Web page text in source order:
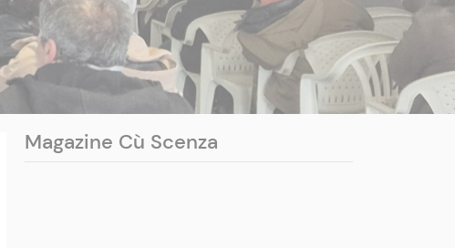
Magazine Cù Scenza